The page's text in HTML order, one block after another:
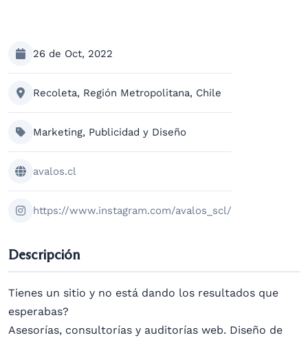
26 de Oct, 2022
Recoleta, Región Metropolitana, Chile
Marketing, Publicidad y Diseño
avalos.cl
https://www.instagram.com/avalos_scl/
Descripción
Tienes un sitio y no está dando los resultados que
esperabas?
Asesorías, consultorías y auditorías web. Diseño de